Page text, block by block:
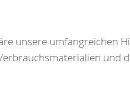
unsere umfangreichen
und